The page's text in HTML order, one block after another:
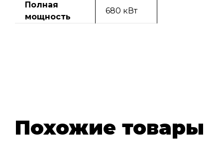
Полная
мощность
680 кВт
Похожие товары